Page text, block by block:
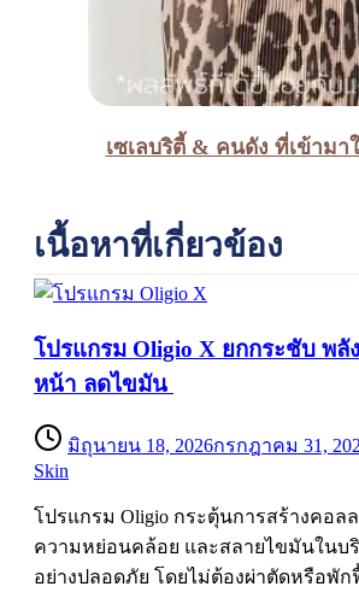
เซเลบริตี้ & คนดัง ที่เข้ามา
เนื้อหาที่เกี่ยวข้อง
โปรแกรม Oligio X ยกกระชับ พลั
หน้า ลดไขมัน
มิถุนายน 18, 2026กรกฎาคม 31,
Skin
โปรแกรม Oligio กระตุ้นการสร้างคอล
ความหย่อนคล้อย และสลายไขมันในบ
อย่างปลอดภัย โดยไม่ต้องผ่าตัดหรือพัก